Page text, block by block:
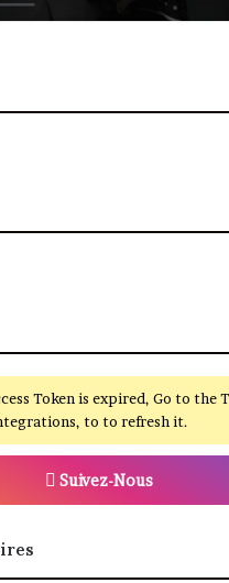
Token is expired, Go to the
to to refresh it.
Suivez-Nous